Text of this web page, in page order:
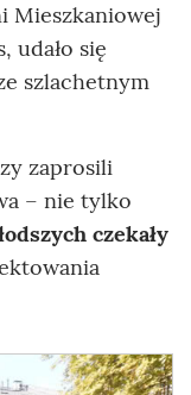
Mieszkaniowej
udało się
szlachetnym
zaprosili
– nie tylko
czekały